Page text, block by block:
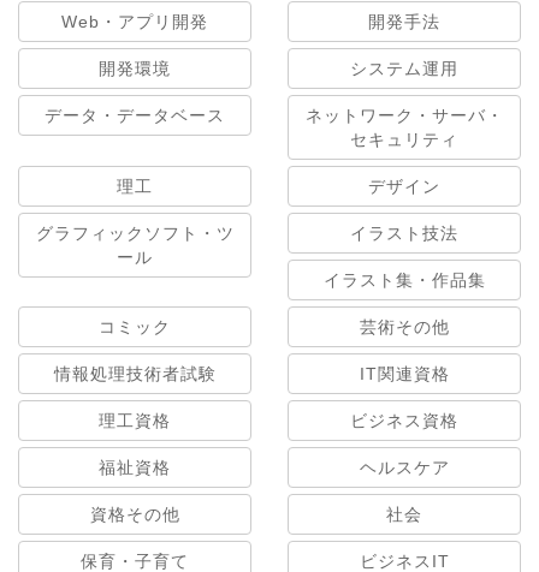
Web・アプリ開発 開発手法
開発環境 システム運用
データ・データベース
ネットワーク・サーバ・
セキュリティ
理工 デザイン
グラフィックソフト・ツ
ール
イラスト技法
イラスト集・作品集
コミック 芸術その他
情報処理技術者試験 IT関連資格
理工資格 ビジネス資格
福祉資格 ヘルスケア
資格その他 社会
保育・子育て ビジネスIT